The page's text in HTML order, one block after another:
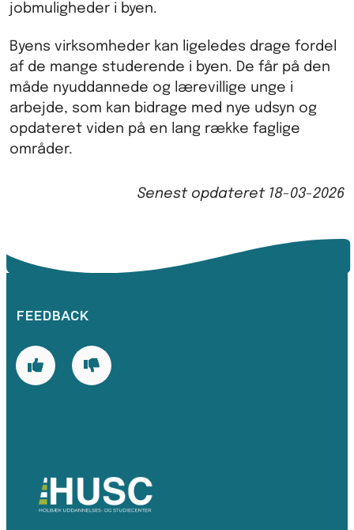
jobmuligheder i byen.
Byens virksomheder kan ligeledes drage fordel
af de mange studerende i byen. De får på den
måde nyuddannede og lærevillige unge i
arbejde, som kan bidrage med nye udsyn og
opdateret viden på en lang række faglige
områder.
Senest opdateret 18-03-2026
FEEDBACK